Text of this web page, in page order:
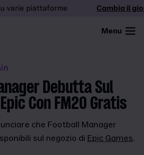
piattaforme Cambia il
Menu
Debutta Sul
Con FM20 Gratis
che Football Manager
sul negozio di Epic Games.